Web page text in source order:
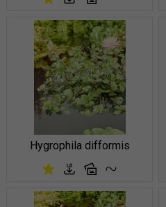
Hygrophila difformis